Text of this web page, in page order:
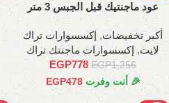
عود ماجنتيك قبل الجبس 3 متر
أكبر تخفيضات, إكسسوارات تراك
لايت, إكسسوارات ماجنتك تراك
EGP1,256
EGP778
🎉 أنت وفرت EGP478